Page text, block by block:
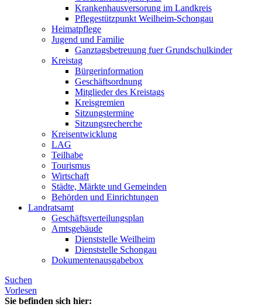
Krankenhausversorung im Landkreis
Pflegestützpunkt Weilheim-Schongau
Heimatpflege
Jugend und Familie
Ganztagsbetreuung fuer Grundschulkinder
Kreistag
Bürgerinformation
Geschäftsordnung
Mitglieder des Kreistags
Kreisgremien
Sitzungstermine
Sitzungsrecherche
Kreisentwicklung
LAG
Teilhabe
Tourismus
Wirtschaft
Städte, Märkte und Gemeinden
Behörden und Einrichtungen
Landratsamt
Geschäftsverteilungsplan
Amtsgebäude
Dienststelle Weilheim
Dienststelle Schongau
Dokumentenausgabebox
Suchen
Vorlesen
Sie befinden sich hier: